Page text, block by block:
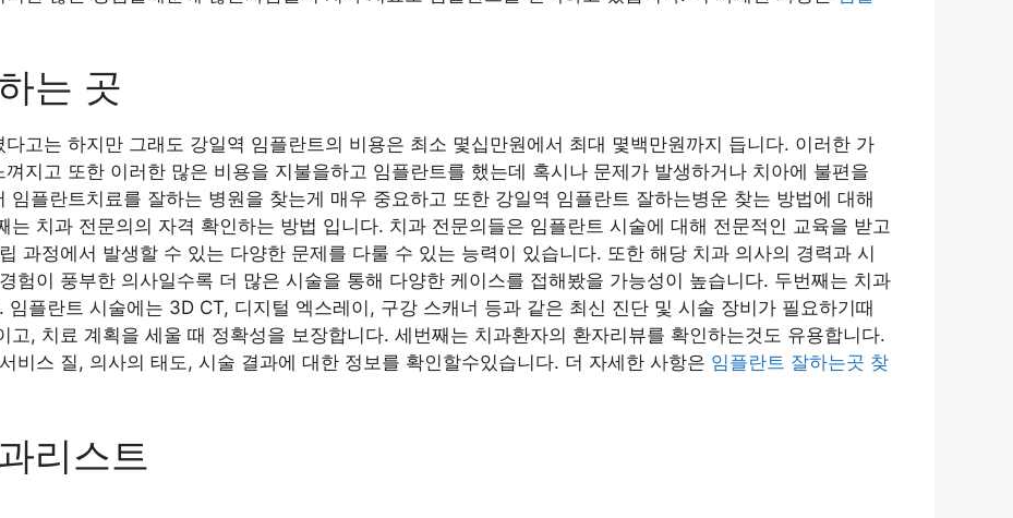
는 곳
고는 하지만 그래도 강일역 임플란트의 비용은 최소 몇십만원에서 최대 몇백만원까지 듭니다. 이러한 가
지고 또한 이러한 많은 비용을 지불을하고 임플란트를 했는데 혹시나 문제가 발생하거나 치아에 불편을
플란트치료를 잘하는 병원을 찾는게 매우 중요하고 또한 강일역 임플란트 잘하는병운 찾는 방법에 대해
는 치과 전문의의 자격 확인하는 방법 입니다. 치과 전문의들은 임플란트 시술에 대해 전문적인 교육을 받고
과정에서 발생할 수 있는 다양한 문제를 다룰 수 있는 능력이 있습니다. 또한 해당 치과 의사의 경력과 시
험이 풍부한 의사일수록 더 많은 시술을 통해 다양한 케이스를 접해봤을 가능성이 높습니다. 두번째는 치과
플란트 시술에는 3D CT, 디지털 엑스레이, 구강 스캐너 등과 같은 최신 진단 및 시술 장비가 필요하기때
고, 치료 계획을 세울 때 정확성을 보장합니다. 세번째는 치과환자의 환자리뷰를 확인하는것도 유용합니다.
비스 질, 의사의 태도, 시술 결과에 대한 정보를 확인할수있습니다. 더 자세한 사항은 임플란트 잘하는곳 찾
리스트